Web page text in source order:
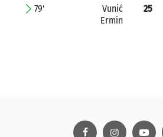
79'
Vunić
Ermin
25